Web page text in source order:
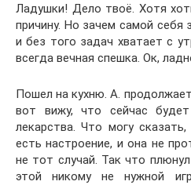
Ладушки! Дело твоё. Хотя
причину. Но зачем самой себя
и без того задач хватает с
всегда вечная спешка. Ок,
Пошел на кухню. А.
вот вижу, что сейчас
лекарства. Что могу
есть настроение, и она не
не тот случай. Так что
этой никому не нужной